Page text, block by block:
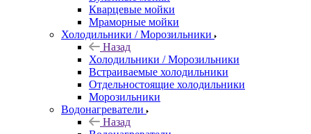
Кварцевые мойки
Мраморные мойки
Холодильники / Морозильники
Назад
Холодильники / Морозильники
Встраиваемые холодильники
Отдельностоящие холодильники
Морозильники
Водонагреватели
Назад